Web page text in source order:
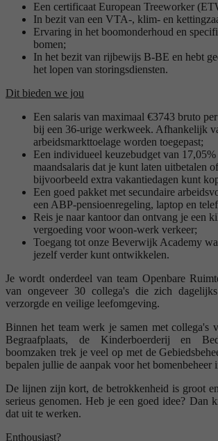
Een certificaat European Treeworker
In bezit van een VTA-, klim- en
Ervaring in het boomonderhoud en
bomen;
In het bezit van rijbewijs B-BE en hebt
het lopen van storingsdiensten.
Dit bieden we jou
Een salaris van maximaal €3743 bruto
bij een 36-urige werkweek. Afhankelijk
arbeidsmarkttoelage worden toegepast;
Een individueel keuzebudget van
maandsalaris dat je kunt laten uitbetalen
bijvoorbeeld extra vakantiedagen kunt
Een goed pakket met secundaire
een ABP-pensioenregeling, laptop en
Reis je naar kantoor dan ontvang je een
vergoeding voor woon-werk verkeer;
Toegang tot onze Beverwijk Academy
jezelf verder kunt ontwikkelen.
Je wordt onderdeel van team Openbare
van ongeveer 30 collega's die zich
verzorgde en veilige leefomgeving.
Binnen het team werk je samen met collega's
Begraafplaats, de Kinderboerderij en
boomzaken trek je veel op met de
bepalen jullie de aanpak voor het bomenbeheer
De lijnen zijn kort, de betrokkenheid is groot
serieus genomen. Heb je een goed idee? Dan
dat uit te werken.
Enthousiast?